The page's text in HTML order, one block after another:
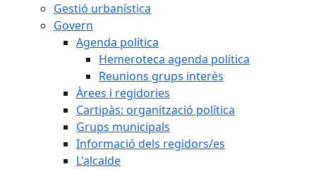
Gestió urbanística
Govern
Agenda política
Hemeroteca agenda política
Reunions grups interès
Àrees i regidories
Cartipàs: organització política
Grups municipals
Informació dels regidors/es
L'alcalde